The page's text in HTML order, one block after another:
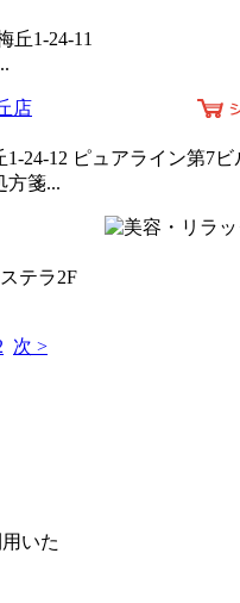
丘1-24-11
店
24-12 ピュアライン第7ビ
方箋...
テラ2F
次 >